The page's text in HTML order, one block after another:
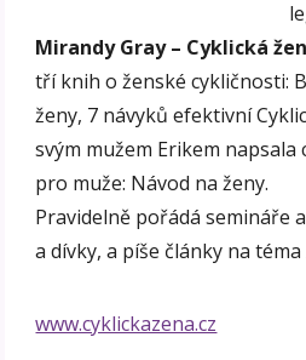
Mirandy Gray – Cyklická
tří knih o ženské cykličnosti:
ženy, 7 návyků efektivní
svým mužem Erikem napsala
pro muže: Návod na ženy.
Pravidelně pořádá semináře
a dívky, a píše články na
www.cyklickazena.cz